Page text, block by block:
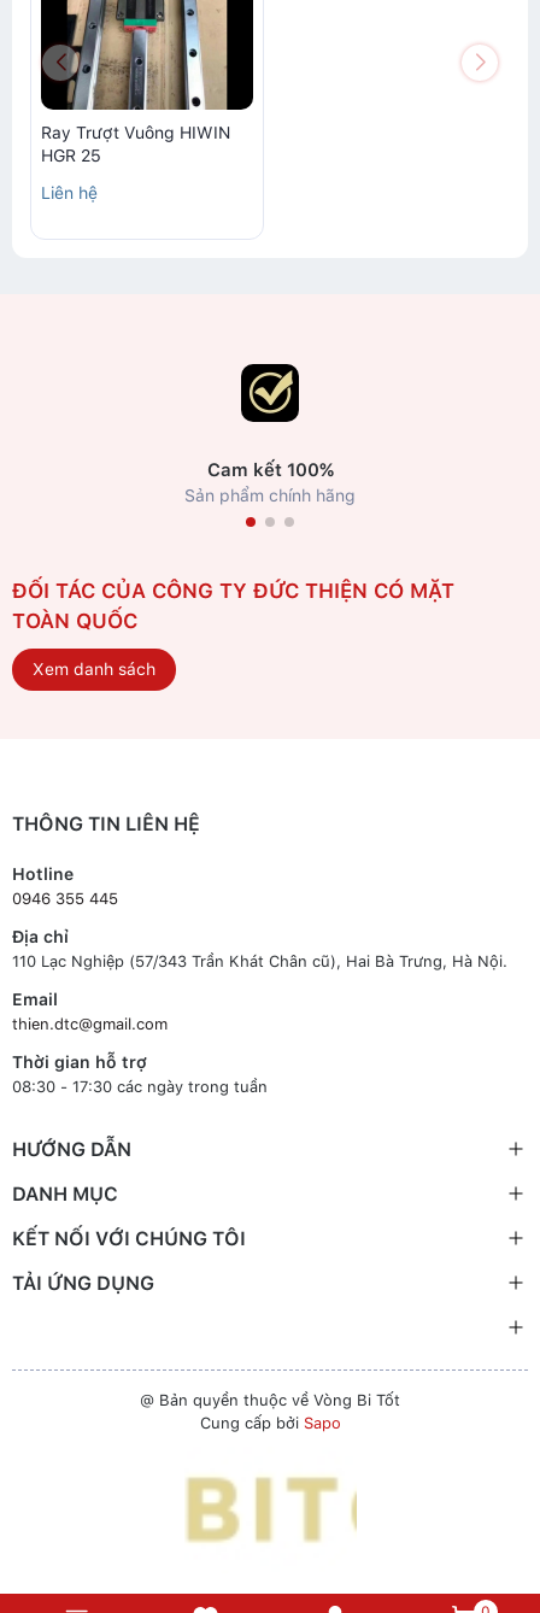
Ray Trượt Vuông HIWIN
HGR 25
Liên hệ
Cam kết 100%
Sản phẩm chính hãng
ĐỐI TÁC CỦA CÔNG TY ĐỨC THIỆN CÓ MẶT
TOÀN QUỐC
Xem danh sách
THÔNG TIN LIÊN HỆ
Hotline
0946 355 445
Địa chỉ
110 Lạc Nghiệp (57/343 Trần Khát Chân cũ), Hai Bà Trưng, Hà Nội.
Email
thien.dtc@gmail.com
Thời gian hỗ trợ
08:30 - 17:30 các ngày trong tuần
HƯỚNG DẪN
DANH MỤC
KẾT NỐI VỚI CHÚNG TÔI
TẢI ỨNG DỤNG
@ Bản quyền thuộc về Vòng Bi Tốt
Cung cấp bởi Sapo